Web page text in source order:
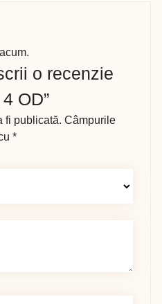
o recenzie
OD”
fi publicată. Câmpurile
*